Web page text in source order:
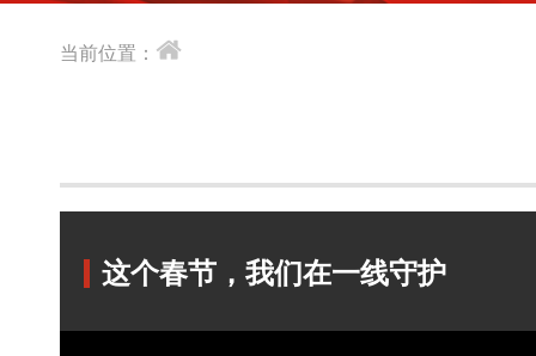
当前位置：
这个春节，我们在一线守护